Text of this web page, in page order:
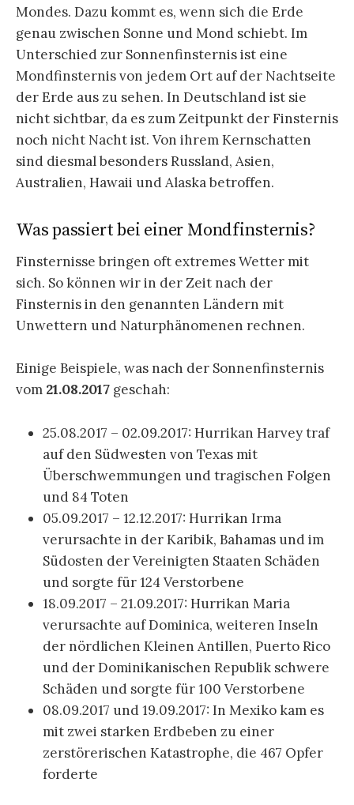
Mondes. Dazu kommt es, wenn sich die Erde
genau zwischen Sonne und Mond schiebt. Im
Unterschied zur Sonnenfinsternis ist eine
Mondfinsternis von jedem Ort auf der Nachtseite
der Erde aus zu sehen. In Deutschland ist sie
nicht sichtbar, da es zum Zeitpunkt der Finsternis
noch nicht Nacht ist. Von ihrem Kernschatten
sind diesmal besonders Russland, Asien,
Australien, Hawaii und Alaska betroffen.
Was passiert bei einer Mondfinsternis?
Finsternisse bringen oft extremes Wetter mit
sich. So können wir in der Zeit nach der
Finsternis in den genannten Ländern mit
Unwettern und Naturphänomenen rechnen.
Einige Beispiele, was nach der Sonnenfinsternis
vom 21.08.2017 geschah:
25.08.2017 – 02.09.2017: Hurrikan Harvey traf
auf den Südwesten von Texas mit
Überschwemmungen und tragischen Folgen
und 84 Toten
05.09.2017 – 12.12.2017: Hurrikan Irma
verursachte in der Karibik, Bahamas und im
Südosten der Vereinigten Staaten Schäden
und sorgte für 124 Verstorbene
18.09.2017 – 21.09.2017: Hurrikan Maria
verursachte auf Dominica, weiteren Inseln
der nördlichen Kleinen Antillen, Puerto Rico
und der Dominikanischen Republik schwere
Schäden und sorgte für 100 Verstorbene
08.09.2017 und 19.09.2017: In Mexiko kam es
mit zwei starken Erdbeben zu einer
zerstörerischen Katastrophe, die 467 Opfer
forderte